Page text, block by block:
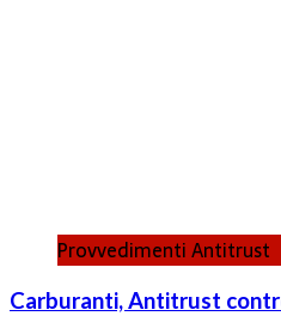
Provvedimenti Antitrust
Carburanti, Antitrust